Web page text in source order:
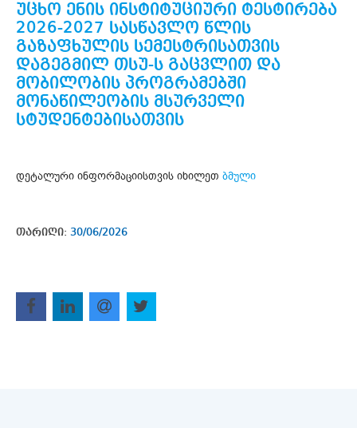
უცხო ენის ინსტიტუციური ტესტირება
2026-2027 სასწავლო წლის
გაზაფხულის სემესტრისათვის
დაგეგმილ თსუ-ს გაცვლით და
მობილობის პროგრამებში
მონაწილეობის მსურველი
სტუდენტებისათვის
დეტალური ინფორმაციისთვის იხილეთ ბმული
თარიღი: 30/06/2026